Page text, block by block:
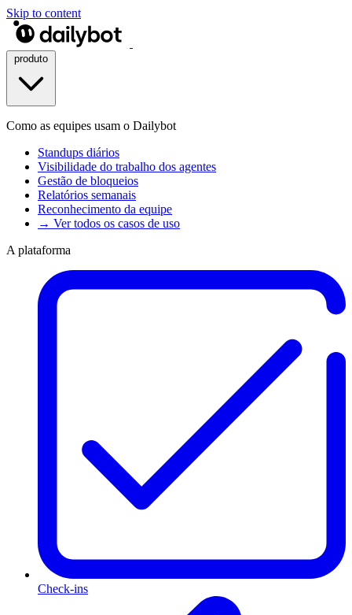
Skip to content
Como as equipes usam o Dailybot
Standups diários
Visibilidade do trabalho dos agentes
Gestão de bloqueios
Relatórios semanais
Reconhecimento da equipe
→ Ver todos os casos de uso
A plataforma
Check-ins